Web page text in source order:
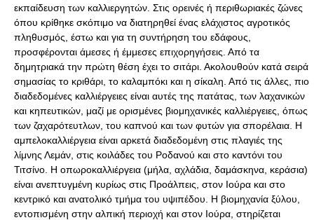
εκπαίδευση των καλλιεργητών. Στις ορεινές ή περιθωριακές ζώνες
όπου κρίθηκε σκόπιμο να διατηρηθεί ένας ελάχιστος αγροτικός
πληθυσμός, έστω και για τη συντήρηση του εδάφους,
προσφέρονται άμεσες ή έμμεσες επιχορηγήσεις. Από τα
δημητριακά την πρώτη θέση έχει το σιτάρι. Ακολουθούν κατά σειρά
σημασίας το κριθάρι, το καλαμπόκι και η σίκαλη. Από τις άλλες, πιο
διαδεδομένες καλλιέργειες είναι αυτές της πατάτας, των λαχανικών
και κηπευτικών, μαζί με ορισμένες βιομηχανικές καλλιέργειες, όπως
των ζαχαρότευτλων, του καπνού και των φυτών για σπορέλαια. Η
αμπελοκαλλιέργεια είναι αρκετά διαδεδομένη στις πλαγιές της
λίμνης Λεμάν, στις κοιλάδες του Ροδανού και στο καντόνι του
Τιτσίνο. Η οπωροκαλλιέργεια (μήλα, αχλάδια, δαμάσκηνα, κεράσια)
είναι ανεπτυγμένη κυρίως στις Προάλπεις, στον Ιούρα και στο
κεντρικό και ανατολικό τμήμα του υψιπέδου. Η βιομηχανία ξύλου,
εντοπισμένη στην αλπική περιοχή και στον Ιούρα, στηρίζεται